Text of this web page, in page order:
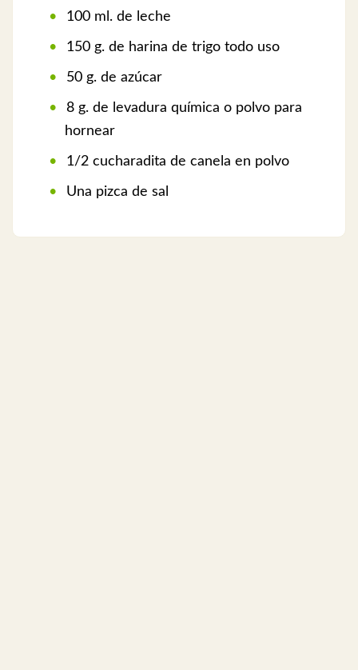
100 ml. de leche
150 g. de harina de trigo todo uso
50 g. de azúcar
8 g. de levadura química o polvo para
hornear
1/2 cucharadita de canela en polvo
Una pizca de sal